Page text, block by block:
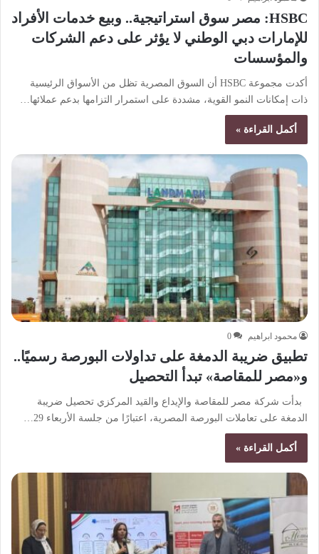
HSBC: مصر سوق استراتيجية.. وبيع خدمات الأفراد
للإمارات دبي الوطني لا يؤثر على دعم الشركات
والمؤسسات
أكدت مجموعة HSBC أن السوق المصرية تظل من الأسواق الرئيسية
ذات إمكانات النمو القوية، مشددة على استمرار التزامها بدعم عملائها…
أكمل القراءة »
محمود ابراهيم 0
تطبيق ضريبة الدمغة على تداولات البورصة رسميًا..
و«مصر للمقاصة» تبدأ التحصيل
بدأت شركة مصر للمقاصة والإيداع والقيد المركزي تحصيل ضريبة
الدمغة على تعاملات البورصة المصرية، اعتبارًا من جلسة الأربعاء 29…
أكمل القراءة »